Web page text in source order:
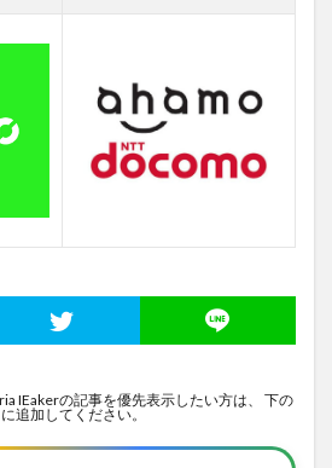
IEakerの記事を優先表示したい方は、 下の
追加してください。